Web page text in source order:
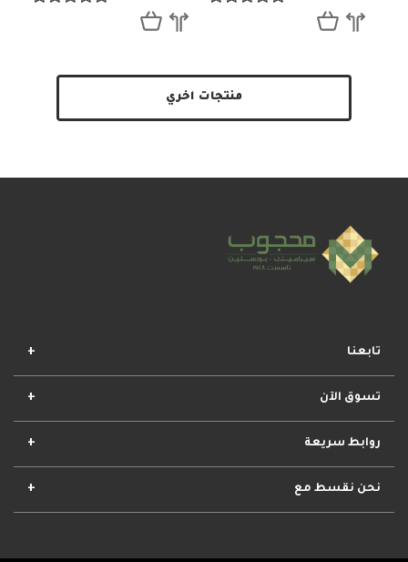
منتجات اخري
تابعنا
تسوق الآن
افضل المجموعات
روابط سريعة
الأحكام والشروط
نحن نقسط مع